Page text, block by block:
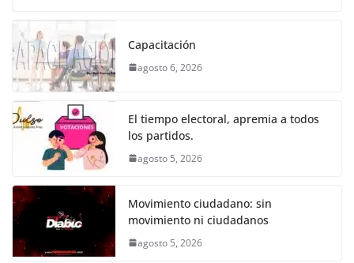
k
c
e
b
o
o
k
itt
er s
A
p
e
n
er
Capacitación
agosto 6, 2026
El tiempo electoral, apremia a todos
los partidos.
agosto 5, 2026
Movimiento ciudadano: sin
movimiento ni ciudadanos
agosto 5, 2026